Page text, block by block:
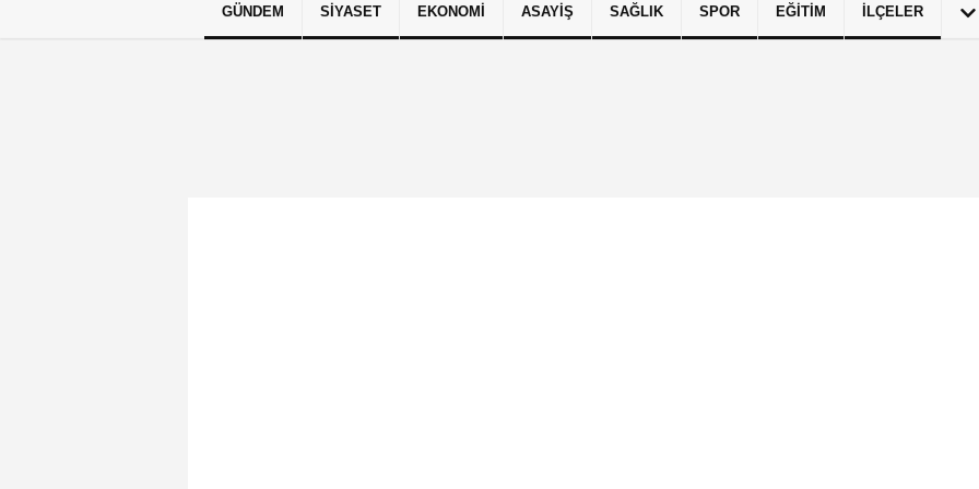
Künye İletişim Çerez Politikası Gizlilik İlkeleri
GÜNDEM SIYASET EKONOMI ASAYIŞ SAĞLIK SPOR EĞITIM İLÇELER